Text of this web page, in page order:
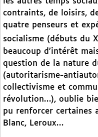
contraints, de loisirs,
quatre penseurs et
socialisme (débuts du
beaucoup d’intérêt
question de la nature
(autoritarisme-
collectivisme et
révolution…), oublie
pu renforcer certaines
Blanc, Leroux…